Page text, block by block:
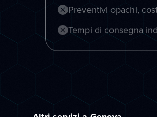
Preventivi opachi,
Tempi di consegna